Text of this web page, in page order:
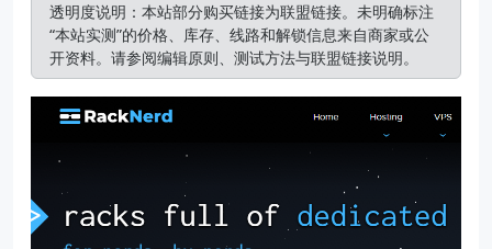
透明度说明：本站部分购买链接为联盟链接。未明确标注
“本站实测”的价格、库存、线路和解锁信息来自商家或公
开资料。请参阅编辑原则、 测试方法与联盟链接说明。